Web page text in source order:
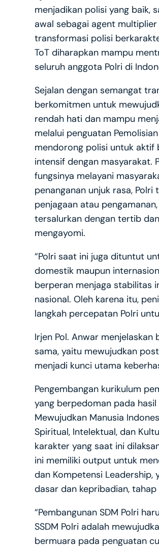
menjadikan polisi yang baik,
awal sebagai agent
transformasi polisi
ToT diharapkan mampu
seluruh anggota Polri di
Sejalan dengan semangat
berkomitmen untuk
rendah hati dan mampu
melalui penguatan
mendorong polisi untuk aktif
intensif dengan masyarakat.
fungsinya melayani
penanganan unjuk rasa,
penjagaan atau
tersalurkan dengan tertib
mengayomi.
“Polri saat ini juga dituntut
domestik maupun
berperan menjaga stabilitas
nasional. Oleh karena itu,
langkah percepatan Polri
Irjen Pol. Anwar
sama, yaitu mewujudkan
menjadi kunci utama
Pengembangan kurikulum
yang berpedoman pada
Mewujudkan Manusia
Spiritual, Intelektual, dan
karakter yang saat ini
ini memiliki output untuk
dan Kompetensi
dasar dan kepribadian,
“Pembangunan SDM Polri
SSDM Polri adalah
bermuara pada penguatan